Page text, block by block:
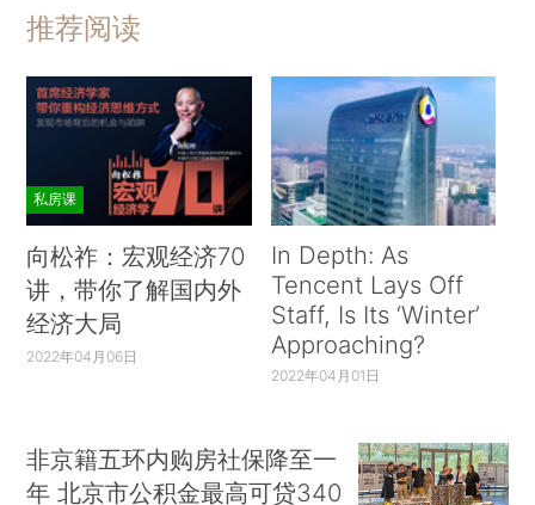
推荐阅读
私房课
向松祚：宏观经济70
讲，带你了解国内外
经济大局
2022年04月06日
In Depth: As
Tencent Lays Off
Staff, Is Its ‘Winter’
Approaching?
2022年04月01日
非京籍五环内购房社保降至一
年 北京市公积金最高可贷340